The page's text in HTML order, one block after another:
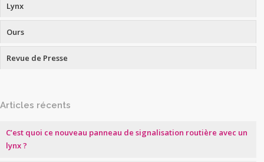
Lynx
Ours
Revue de Presse
Articles récents
C’est quoi ce nouveau panneau de signalisation routière avec un
lynx ?